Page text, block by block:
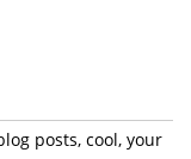
posts, cool, your